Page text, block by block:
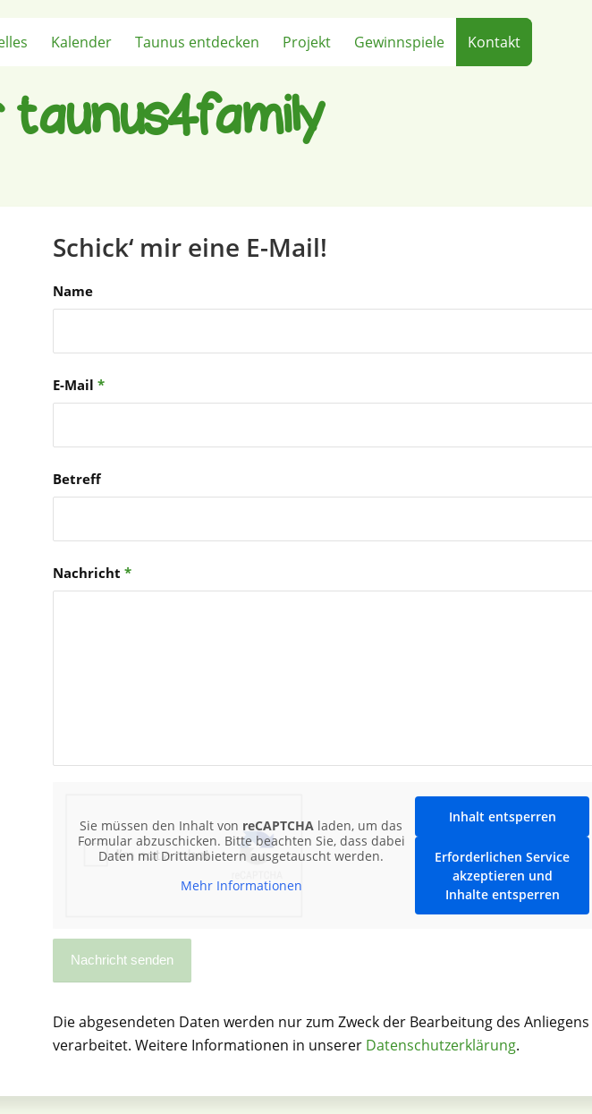
Kalender Taunus entdecken Projekt Gewinnspiele Kontakt
Schick‘ mir eine E-Mail!
Name
E-Mail*
Betreff
Nachricht*
Sie müssen den Inhalt von reCAPTCHA laden, um das
Formular abzuschicken. Bitte beachten Sie, dass dabei
Daten mit Drittanbietern ausgetauscht werden.
Mehr Informationen
Inhalt entsperren
Erforderlichen Service
akzeptieren und
Inhalte entsperren
Die abgesendeten Daten werden nur zum Zweck der Bearbeitung des Anliegens
verarbeitet. Weitere Informationen in unserer Datenschutzerklärung.